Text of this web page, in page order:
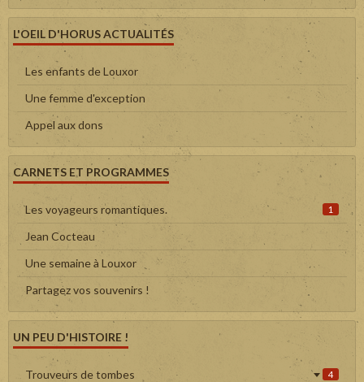
L'OEIL D'HORUS ACTUALITÉS
Les enfants de Louxor
Une femme d'exception
Appel aux dons
CARNETS ET PROGRAMMES
Les voyageurs romantiques. 1
Jean Cocteau
Une semaine à Louxor
Partagez vos souvenirs !
UN PEU D'HISTOIRE !
Trouveurs de tombes 4